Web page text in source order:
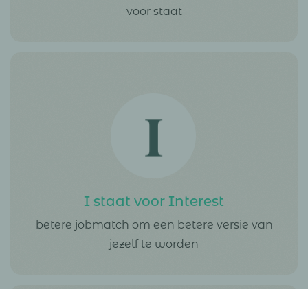
voor staat
I staat voor Interest
betere jobmatch om een betere versie van
jezelf te worden